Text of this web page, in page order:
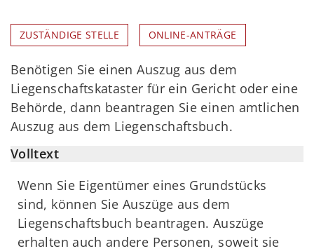
ZUSTÄNDIGE STELLE ONLINE-ANTRÄGE
Benötigen Sie einen Auszug aus dem
Liegenschaftskataster für ein Gericht oder eine
Behörde, dann beantragen Sie einen amtlichen
Auszug aus dem Liegenschaftsbuch.
Volltext
Wenn Sie Eigentümer eines Grundstücks
sind, können Sie Auszüge aus dem
Liegenschaftsbuch beantragen. Auszüge
erhalten auch andere Personen, soweit sie